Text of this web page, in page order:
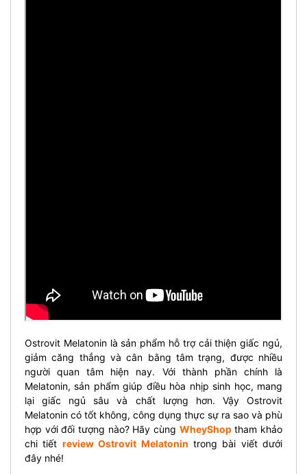
Ostrovit Melatonin là sản phẩm hỗ trợ cải thiện giấc ngủ,
giảm căng thẳng và cân bằng tâm trạng, được nhiều
người quan tâm hiện nay. Với thành phần chính là
Melatonin, sản phẩm giúp điều hòa nhịp sinh học, mang
lại giấc ngủ sâu và chất lượng hơn. Vậy Ostrovit
Melatonin có tốt không, công dụng thực sự ra sao và phù
hợp với đối tượng nào? Hãy cùng WheyShoptham khảo
chi tiết review Ostrovit Melatonin trong bài viết dưới
đây nhé!